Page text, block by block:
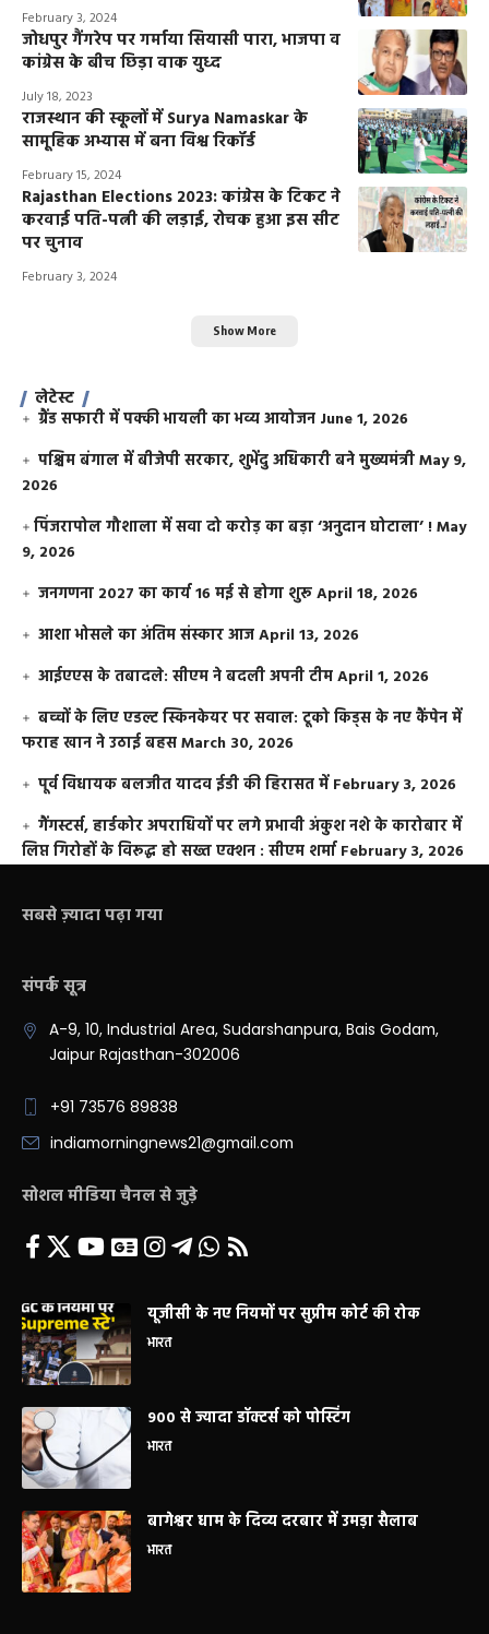
February 3, 2024
जोधपुर गैंगरेप पर गर्माया सियासी पारा, भाजपा व
कांग्रेस के बीच छिड़ा वाक युध्द
July 18, 2023
राजस्थान की स्कूलों में Surya Namaskar के
सामूहिक अभ्यास में बना विश्व रिकॉर्ड
February 15, 2024
Rajasthan Elections 2023: कांग्रेस के टिकट ने
करवाई पति-पत्नी की लड़ाई, रोचक हुआ इस सीट
पर चुनाव
February 3, 2024
Show More
लेटेस्ट
ग्रैंड सफारी में पक्की भायली का भव्य आयोजन June 1, 2026
पश्चिम बंगाल में बीजेपी सरकार, शुभेंदु अधिकारी बने मुख्यमंत्रीMay 9,
2026
​पिंजरापोल गौशाला में सवा दो करोड़ का बड़ा ‘अनुदान घोटाला’ !May
9, 2026
जनगणना 2027 का कार्य 16 मई से होगा शुरूApril 18, 2026
आशा भोसले का अंतिम संस्कार आजApril 13, 2026
आईएएस के तबादले: सीएम ने बदली अपनी टीमApril 1, 2026
बच्चों के लिए एडल्ट स्किनकेयर पर सवाल: टूको किड्स के नए कैंपेन में
फराह खान ने उठाई बहसMarch 30, 2026
पूर्व विधायक बलजीत यादव ईडी की हिरासत में February 3, 2026
गैंगस्टर्स, हार्डकोर अपराधियों पर लगे प्रभावी अंकुश नशे के कारोबार में
लिप्त गिरोहों के विरूद्ध हो सख्त एक्शन : सीएम शर्मा February 3, 2026
सबसे ज़्यादा पढ़ा गया
संपर्क सूत्र
A-9, 10, Industrial Area, Sudarshanpura, Bais Godam,
Jaipur Rajasthan-302006
+91 73576 89838
indiamorningnews21@gmail.com
सोशल मीडिया चैनल से जुड़े
यूजीसी के नए नियमों पर सुप्रीम कोर्ट की रोक
भारत
900 से ज्यादा डॉक्टर्स को पोस्टिंग
भारत
बागेश्वर धाम के दिव्य दरबार में उमड़ा सैलाब
भारत